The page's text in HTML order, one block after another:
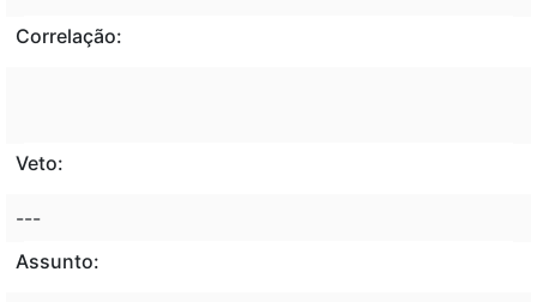
Correlação:
Veto:
---
Assunto: